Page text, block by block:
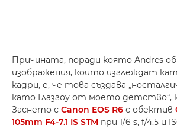
Причината, поради която Andres
изображения, които изглеждат
кадри, е, че това създава
като Глазгоу от моето детство“,
Заснето с Canon EOS R6 с обектив
105mm F4-7.1 IS STM при 1/6 s, f/4.5 и